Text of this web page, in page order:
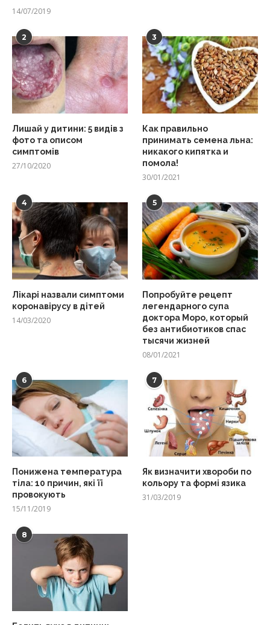
14/07/2019
2
Лишай у дитини: 5 видів з
фото та описом
симптомів
27/10/2020
3
Как правильно
принимать семена льна:
никакого кипятка и
помола!
30/01/2021
4
Лікарі назвали симптоми
коронавірусу в дітей
14/03/2020
5
Попробуйте рецепт
легендарного супа
доктора Моро, который
без антибиотиков спас
тысячи жизней
08/01/2021
6
Понижена температура
тіла: 10 причин, які її
провокують
15/11/2019
7
Як визначити хвороби по
кольору та формі язика
31/03/2019
8